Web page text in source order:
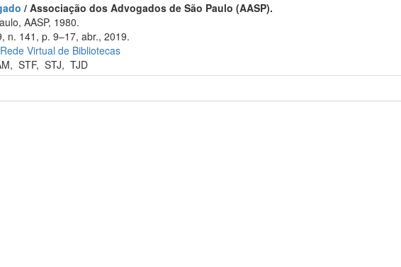
/ Associação dos Advogados de São Paulo (AASP).
AASP, 1980.
n. 141, p. 9–17, abr., 2019.
Rede Virtual de Bibliotecas
,STF,STJ,TJD